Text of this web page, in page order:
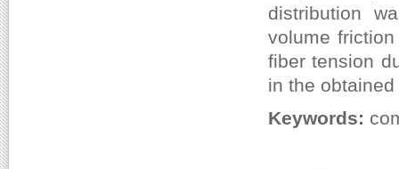
distribution
volume
fiber tension
in the
Keywords: